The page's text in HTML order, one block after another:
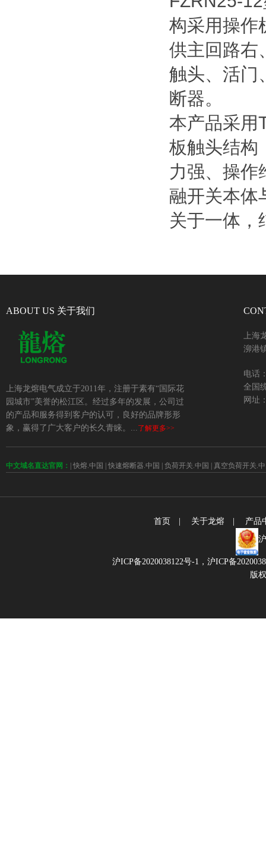
构采用操作
供主回路右
触头、活门
断器。
本产品采用
板触头结构
力强、操作
融开关本体
关于一体，
ABOUT US 关于我们
上海龙熔电气成立于2011年，注册于素有“国际花
园城市”美誉的松江区。经过多年的发展，公司过
的产品和服务得到客户的认可，良好的品牌形形
象，赢得了广大客户的长久青睐。...
了解更多>>
上海
泖港
电话
全国
网址
中文域名直达官网： | 快熔.中国 | 快速熔断器.中国 | 负荷开关.中国 | 真空负荷开关.
首页 | 关于龙熔 | 产品
沪ICP备2020038122号-1， 沪ICP备
版